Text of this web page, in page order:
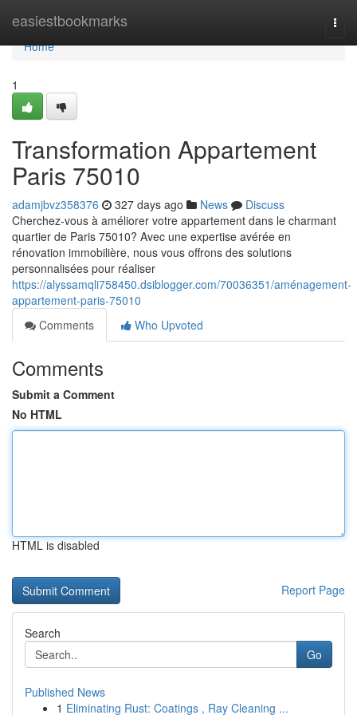
easiestbookmarks
Home
Home
1
Transformation Appartement
Paris 75010
adamjbvz358376 327 days ago News
Discuss
Cherchez-vous à améliorer votre appartement dans le charmant
quartier de Paris 75010? Avec une expertise avérée en
rénovation immobilière, nous vous offrons des solutions
personnalisées pour réaliser
https://alyssamqli758450.dsiblogger.com/70036351/aménagement-
appartement-paris-75010
Comments
Who Upvoted
Comments
Submit a Comment
No HTML
HTML is disabled
Report Page
Search
Go
Published News
1 Eliminating Rust: Coatings , Ray Cleaning ...